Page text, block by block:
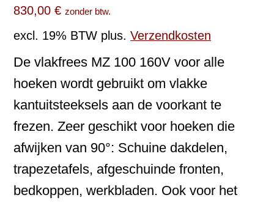
830,00 € zonder btw.
excl. 19% BTW plus. Verzendkosten
De vlakfrees MZ 100 160V voor alle
hoeken wordt gebruikt om vlakke
kantuitsteeksels aan de voorkant te
frezen. Zeer geschikt voor hoeken die
afwijken van 90°: Schuine dakdelen,
trapezetafels, afgeschuinde fronten,
bedkoppen, werkbladen. Ook voor het